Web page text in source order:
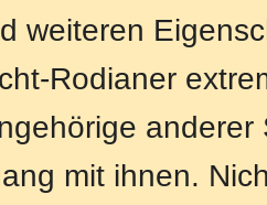
weiteren
Rodianer
anderer
mit ihnen.